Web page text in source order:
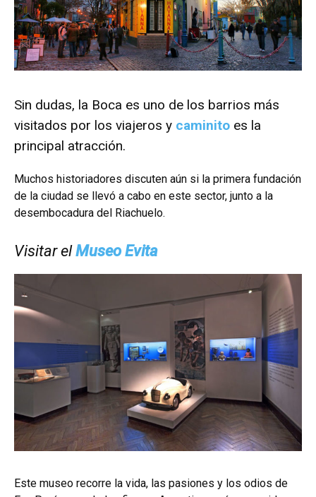
Sin dudas, la Boca es uno de los barrios más
visitados por los viajeros y caminito es la
principal atracción.
Muchos historiadores discuten aún si la primera fundación
de la ciudad se llevó a cabo en este sector, junto a la
desembocadura del Riachuelo.
Visitar elMuseo Evita
Este museo recorre la vida, las pasiones y los odios de